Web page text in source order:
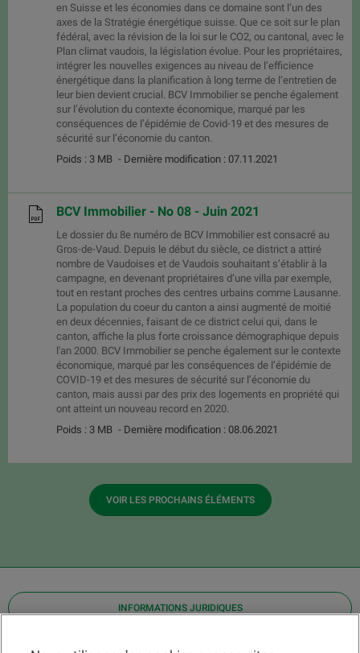
en Suisse et les économies dans ce domaine sont l’un des
axes de la Stratégie énergétique suisse. Que ce soit sur le plan
fédéral, avec la révision de la loi sur le CO2, ou cantonal, avec le
Plan climat vaudois, la législation évolue. Pour les propriétaires,
intégrer les nouvelles exigences au niveau de l’efficience
énergétique dans la planification à long terme de l’entretien de
leur bien devient crucial. BCV Immobilier se penche également
sur l’évolution du contexte économique, marqué par les
conséquences de l’épidémie de Covid-19 et des mesures de
sécurité sur l’économie du canton.
Poids : 3 MB - Dernière modification : 07.11.2021
BCV Immobilier - No 08 - Juin 2021
Le dossier du 8e numéro de BCV Immobilier est consacré au
Gros-de-Vaud. Depuis le début du siècle, ce district a attiré
nombre de Vaudoises et de Vaudois souhaitant s’établir à la
campagne, en devenant propriétaires d’une villa par exemple,
tout en restant proches des centres urbains comme Lausanne.
La population du coeur du canton a ainsi augmenté de moitié
en deux décennies, faisant de ce district celui qui, dans le
canton, affiche la plus forte croissance démographique depuis
l'an 2000. BCV Immobilier se penche également sur le contexte
économique, marqué par les conséquences de l’épidémie de
COVID-19 et des mesures de sécurité sur l’économie du
canton, mais aussi par des prix des logements en propriété qui
ont atteint un nouveau record en 2020.
Poids : 3 MB - Dernière modification : 08.06.2021
VOIR LES PROCHAINS ÉLÉMENTS
INFORMATIONS JURIDIQUES